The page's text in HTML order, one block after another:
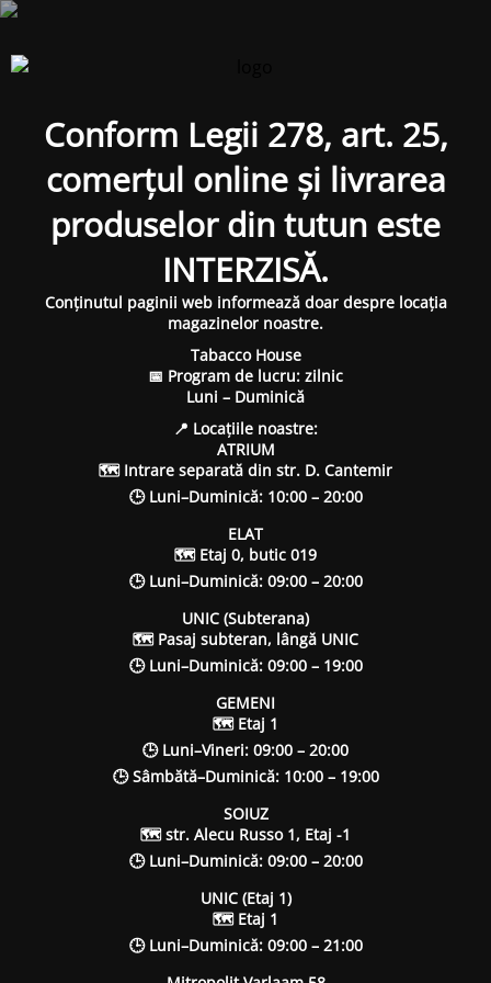
Conform Legii 278, art. 25,
comerțul online și livrarea
produselor din tutun este
INTERZISĂ.
Conținutul paginii web informează doar despre locația
magazinelor noastre.
Tabacco House
📅 Program de lucru: zilnic
Luni – Duminică
📍 Locațiile noastre:
ATRIUM
🗺 Intrare separată din str. D. Cantemir
🕒 Luni–Duminică: 10:00 – 20:00
ELAT
🗺 Etaj 0, butic 019
🕒 Luni–Duminică: 09:00 – 20:00
UNIC (Subterana)
🗺 Pasaj subteran, lângă UNIC
🕒 Luni–Duminică: 09:00 – 19:00
GEMENI
🗺 Etaj 1
🕒 Luni–Vineri: 09:00 – 20:00
🕒 Sâmbătă–Duminică: 10:00 – 19:00
SOIUZ
🗺 str. Alecu Russo 1, Etaj -1
🕒 Luni–Duminică: 09:00 – 20:00
UNIC (Etaj 1)
🗺 Etaj 1
🕒 Luni–Duminică: 09:00 – 21:00